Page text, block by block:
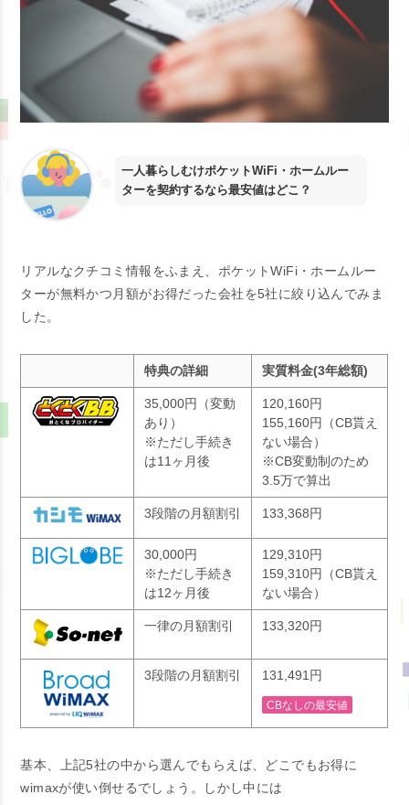
一人暮らしむけポケットWiFi・ホームルー
ターを契約するなら最安値はどこ？
リアルなクチコミ情報をふまえ、ポケットWiFi・ホームルー
ターが無料かつ月額がお得だった会社を5社に絞り込んでみま
した。
特典の詳細 実質料金(3年総額)
35,000円（変動
あり）
※ただし手続き
は11ヶ月後
120,160円
155,160円（CB貰え
ない場合）
※CB変動制のため
3.5万で算出
3段階の月額割引 133,368円
30,000円
※ただし手続き
は12ヶ月後
129,310円
159,310円（CB貰え
ない場合）
一律の月額割引 133,320円
3段階の月額割引 131,491円
CBなしの最安値
基本、上記5社の中から選んでもらえば、どこでもお得に
wimaxが使い倒せるでしょう。しかし中には